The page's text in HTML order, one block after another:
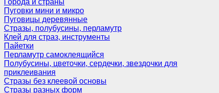
Города и страны
Пуговки мини и микро
Пуговицы деревянные
Стразы, полубусины, перламутр
Клей для страз, инструменты
Пайетки
Перламутр самоклеящийся
Полубусины, цветочки, сердечки, звездочки для
приклеивания
Стразы без клеевой основы
Стразы разных форм